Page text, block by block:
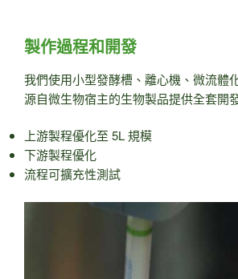
製作過程和開發
我們使用小型發酵槽、離心機、微流體
源自微生物宿主的生物製品提供全套開
上游製程優化至 5L 規模
下游製程優化
流程可擴充性測試